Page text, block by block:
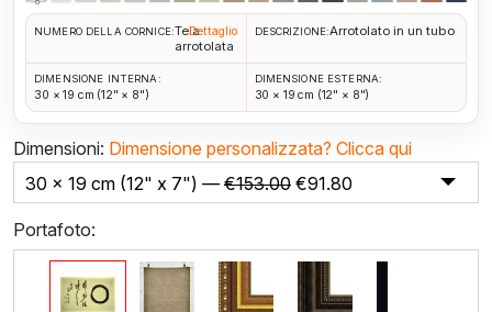
NUMERO DELLA CORNICE:Tela
arrotolata
Dettaglio DESCRIZIONE:Arrotolato in un tubo
DIMENSIONE INTERNA:
30 × 19 cm (12" × 8")
DIMENSIONE ESTERNA:
30 × 19 cm (12" × 8")
Dimensioni: Dimensione personalizzata? Clicca qui
30 x 19 cm (12" x 7") — €153.00 €91.80
Portafoto: